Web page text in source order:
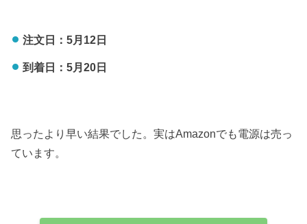
注文日：5月12日
到着日：5月20日
思ったより早い結果でした。実はAmazonでも電源は売っ
ています。